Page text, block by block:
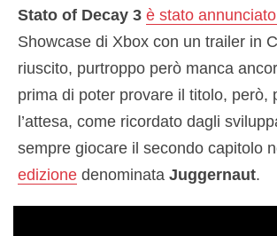
Stato of Decay 3 è stato
Showcase di Xbox con un trailer in
riuscito, purtroppo però manca
prima di poter provare il titolo, però,
l’attesa, come ricordato dagli
sempre giocare il secondo capitolo
edizione denominata Juggernaut.